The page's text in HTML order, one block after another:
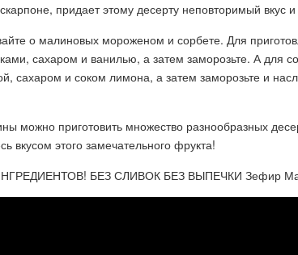
придает этому десерту неповторимый вкус
о малиновых мороженом и сорбете. Для
сахаром и ванилью, а затем заморозьте. А для
сахаром и соком лимона, а затем заморозьте и
можно приготовить множество разнообразных
вкусом этого замечательного фрукта!
БЕЗ СЛИВОК БЕЗ ВЫПЕЧКИ Зефир